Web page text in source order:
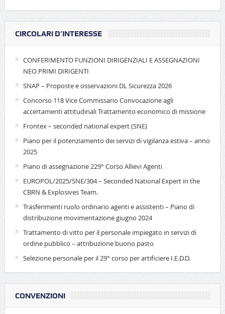
CIRCOLARI D’INTERESSE
CONFERIMENTO FUNZIONI DIRIGENZIALI E ASSEGNAZIONI
NEO PRIMI DIRIGENTI
SNAP – Proposte e osservazioni DL Sicurezza 2026
Concorso 118 Vice Commissario Convocazione agli
accertamenti attitudinali Trattamento economico di missione
Frontex – seconded national expert (SNE)
Piano per il potenziamento dei servizi di vigilanza estiva – anno
2025
Piano di assegnazione 229° Corso Allievi Agenti
EUROPOL/2025/SNE/304 – Seconded National Expert in the
CBRN & Explosives Team.
Trasferimenti ruolo ordinario agenti e assistenti – Piano di
distribuzione movimentazione giugno 2024
Trattamento di vitto per il personale impiegato in servizi di
ordine pubblico – attribuzione buono pasto
Selezione personale per il 29° corso per artificiere I.E.D.D.
CONVENZIONI